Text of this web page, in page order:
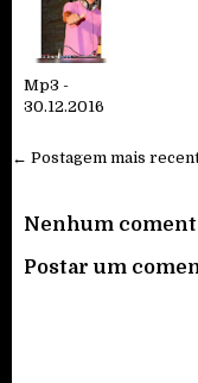
Mp3 -
30.12.2016
← Postagem mais
Nenhum
Postar um